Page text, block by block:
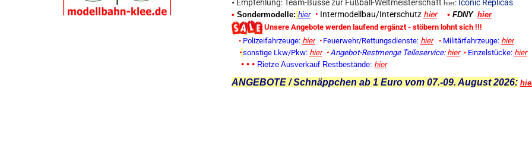
• Empfehlung: Team-Busse zur Fußball-Weltmeisterschaft hier: Iconic Replicas
• Sondermodelle: hier • Intermodellbau/Interschutz hier • FDNY hier
Unsere Angebote werden laufend ergänzt - stöbern lohnt sich !!!
•Polizeifahrzeuge: hier • Feuerwehr/Rettungsdienste: hier • Militärfahrzeuge: hier
• sonstige Lkw/Pkw: hier • Angebot-Restmenge Teileservice: hier • Einzelstücke: hier
• • • Rietze Ausverkauf Restbestände: hier
ANGEBOTE / Schnäppchen ab 1 Euro vom 07.-09. August 2026: